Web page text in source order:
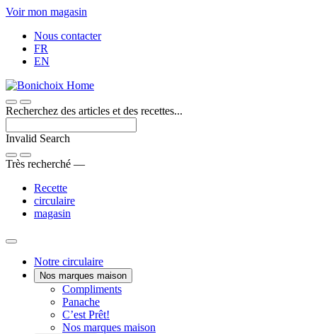
Passer
contenu
Voir mon magasin
Nous contacter
FR
EN
Recherchez des articles et des recettes...
Invalid Search
Submit
Très recherché —
Recette
circulaire
magasin
Main
Menu
Notre circulaire
Nos marques maison
ComplimentsUne
qui
PanacheVoici
Panache
C’est Prêt!
Pratique.
Nos marques maison